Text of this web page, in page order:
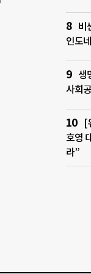
비
인도
생
사회
[
호영
라”